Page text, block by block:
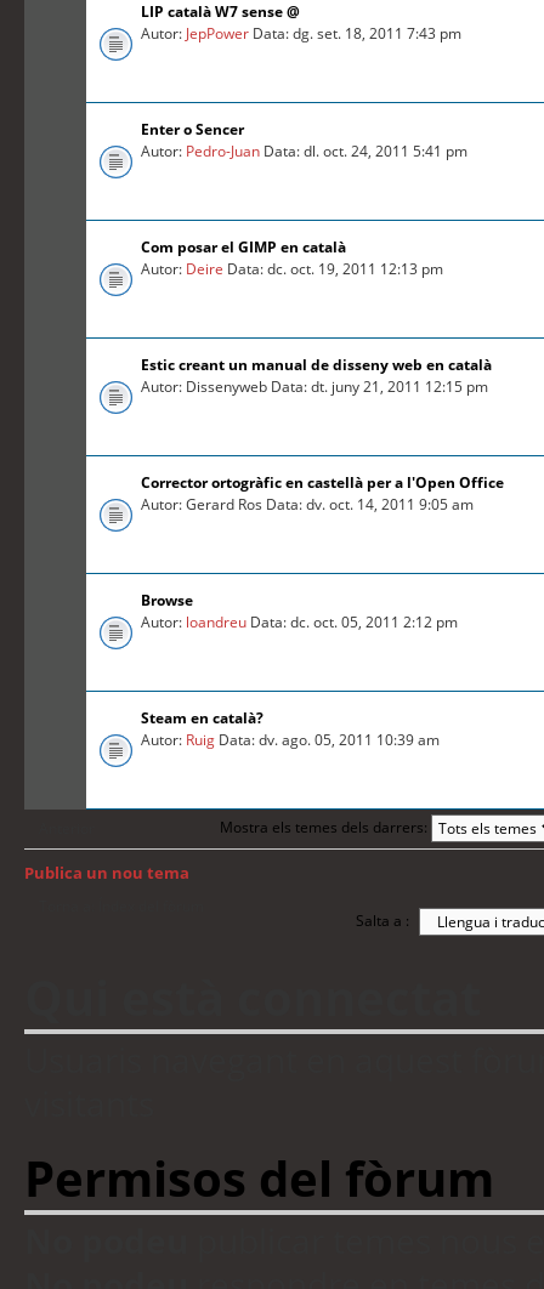
LIP català W7 sense @
Autor: JepPower Data: dg. set. 18, 2011 7:43 pm
Enter o Sencer
Autor: Pedro-Juan Data: dl. oct. 24, 2011 5:41 pm
Com posar el GIMP en català
Autor: Deire Data: dc. oct. 19, 2011 12:13 pm
Estic creant un manual de disseny web en català
Autor: Dissenyweb Data: dt. juny 21, 2011 12:15 pm
Corrector ortogràfic en castellà per a l'Open Office
Autor: Gerard Ros Data: dv. oct. 14, 2011 9:05 am
Browse
Autor: loandreu Data: dc. oct. 05, 2011 2:12 pm
Steam en català?
Autor: Ruig Data: dv. ago. 05, 2011 10:39 am
Mostra els temes dels darrers:
Publica un nou tema
Salta a :
Permisos del fòrum